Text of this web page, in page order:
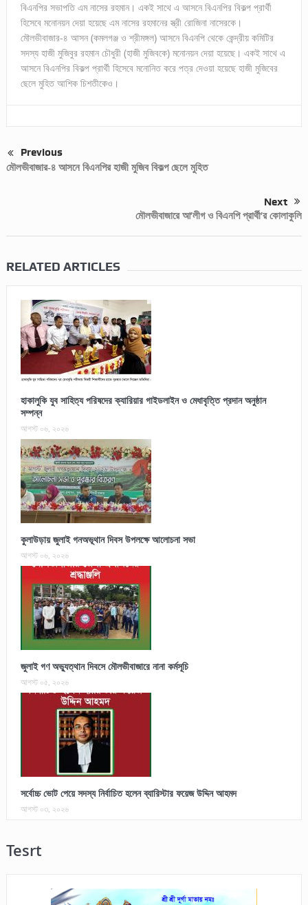
বিএনপির সভাপতি এম নাসের রহমান। একই সাথে এ আসনে বিএনপির বিকল্প প্রার্থী
হিসেবে মনোনয়ন দেয়া হয়েছে এম নাসের রহমানের স্ত্রী রোজিনা নাসেরকে।
মৌলভীবাজার-৪ আসন (কমলগঞ্জ ও শ্রীমঙ্গল) আসনে বিএনপি থেকে কেন্দ্রীয় কমিটির
সদস্য হাজী মুজিবুর রহমান চৌধুরী (হাজী মুজিবকে) মনোনয়ন দেয়া হয়েছে। একই সাথে এ
আসনে বিএনপির বিকল্প প্রার্থী হিসেবে মনোনিত করে পত্র দেওয়া হয়েছে হাজী মুজিবের
ছেলে মুহিত আশিক চিশতীকেও।
Previous
মৌলভীবাজার-৪ আসনে বিএনপির হাজী মুজিব বিকল্প ছেলে মুহিত
Next
মৌলভীবাজারে আ’লীগ ও বিএনপি প্রার্থী’র কোলাকুলি
RELATED ARTICLES
হাকালুকি যুব সাহিত্য পরিষদের ক্যারিয়ার গাইডলাইন ও মেধাবৃত্তি প্রদান অনুষ্ঠান
সম্পন্ন
আগস্ট ০৬, ২০২৬
কুলাউড়ায় জুলাই গনঅভূথান দিবস উপলক্ষে আলোচনা সভা
আগস্ট ০৬, ২০২৬
জুলাই গণ অভ্যুত্থান দিবসে মৌলভীবাজারে নানা কর্মসূচি
আগস্ট ০৫, ২০২৬
সর্বোচ্চ ভোট পেয়ে সদস্য নির্বাচিত হলেন ব্যারিস্টার ফয়েজ উদ্দিন আহমদ
আগস্ট ০৩, ২০২৬
Tesrt